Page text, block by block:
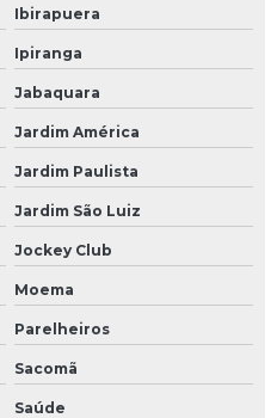
Ibirapuera
Ipiranga
Jabaquara
Jardim América
Jardim Paulista
Jardim São Luiz
Jockey Club
Moema
Parelheiros
Sacomã
Saúde